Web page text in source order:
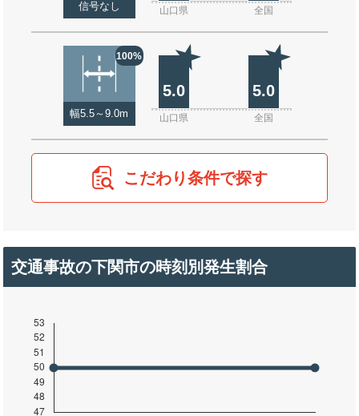
信号なし 山口県 全国
100%
幅5.5～9.0m
5.0 5.0
山口県 全国
こだわり条件で探す
交通事故の下関市の時刻別発生割合